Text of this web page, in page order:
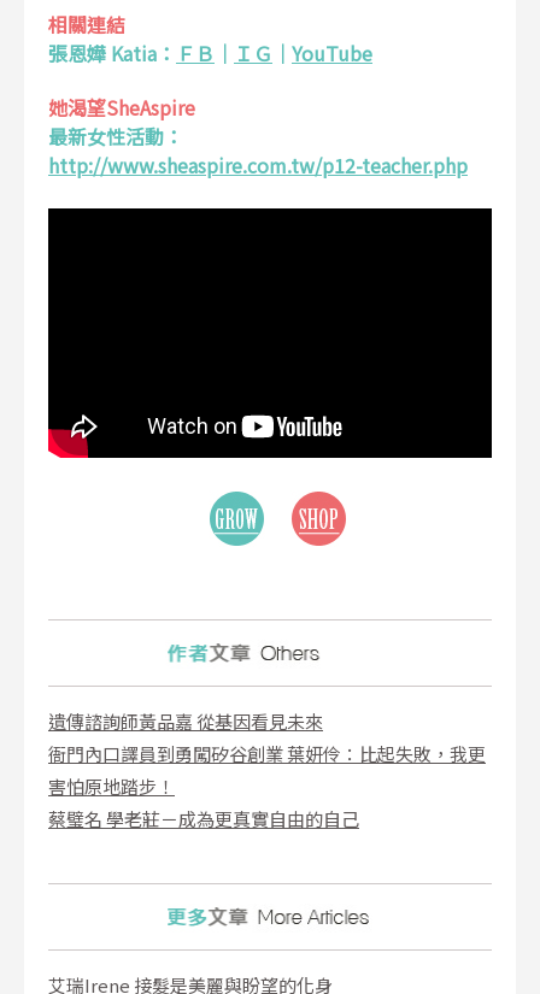
相關連結
張恩嬅 Katia： ＦＢ ｜ ＩＧ ｜ YouTube
她渴望SheAspire
最新女性活動：
http://www.sheaspire.com.tw/p12-teacher.php
遺傳諮詢師黃品嘉 從基因看見未來
衙門內口譯員到勇闖矽谷創業 葉妍伶：比起失敗，我更
害怕原地踏步！
蔡璧名 學老莊－成為更真實自由的自己
艾瑞Irene 接髮是美麗與盼望的化身